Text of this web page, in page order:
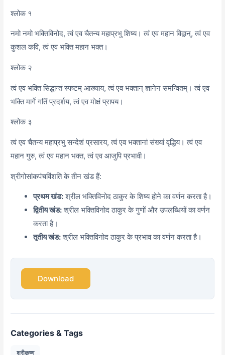
श्लोक १
नमो नमो भक्तिविनोद, त्वं एव चैतन्य महाप्रभु शिष्य। त्वं एव महान विद्वान्, त्वं एव
कुशल कवि, त्वं एव भक्ति महान भक्त।
श्लोक २
त्वं एव भक्ति सिद्धान्तं स्पष्टम् आख्याय, त्वं एव भक्तान् ज्ञानेन समन्वितम्। त्वं एव
भक्ति मार्गे गतिं प्रदर्शय, त्वं एव मोक्षं प्रापय।
श्लोक ३
त्वं एव चैतन्य महाप्रभु सन्देशं प्रसारय, त्वं एव भक्तानां संख्यां वृद्धिय। त्वं एव
महान गुरु, त्वं एव महान भक्त, त्वं एव आजुपि प्रभावी।
श्रीगोसांकपंचविंशति के तीन खंड हैं:
प्रथम खंड:श्रील भक्तिविनोद ठाकुर के शिष्य होने का वर्णन करता है।
द्वितीय खंड:श्रील भक्तिविनोद ठाकुर के गुणों और उपलब्धियों का वर्णन
करता है।
तृतीय खंड:श्रील भक्तिविनोद ठाकुर के प्रभाव का वर्णन करता है।
Download
Categories & Tags
श्रीकृष्ण